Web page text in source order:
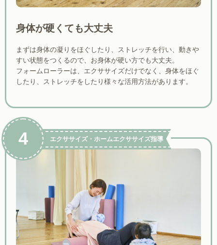
身体が硬くても大丈夫
まずは身体の凝りをほぐしたり、ストレッチを行い、動きや
すい状態をつくるので、お身体が硬い方でも大丈夫。
フォームローラーは、エクササイズだけでなく、身体をほぐ
したり、ストレッチをしたり様々な活用方法があります。
エクササイズ・ホームエクササイズ指導
4